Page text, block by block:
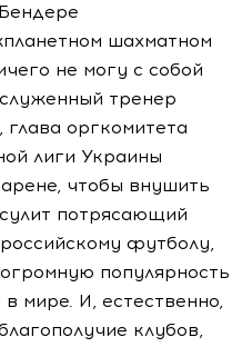
шахматном
не могу с собой
тренер
глава оргкомитета
лиги Украины
чтобы внушить
потрясающий
футболу,
популярность
мире. И, естественно,
клубов,